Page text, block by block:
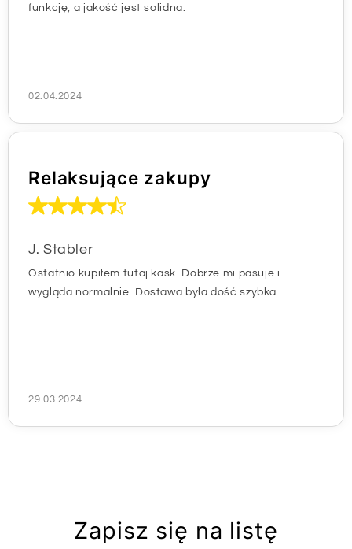
funkcję, a jakość jest solidna.
02.04.2024
Relaksujące zakupy
J. Stabler
Ostatnio kupiłem tutaj kask. Dobrze mi pasuje i
wygląda normalnie. Dostawa była dość szybka.
29.03.2024
Zapisz się na listę